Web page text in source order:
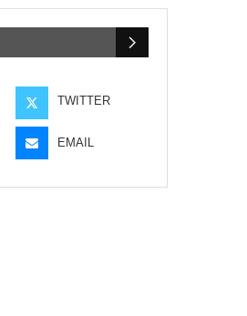
TWITTER
EMAIL